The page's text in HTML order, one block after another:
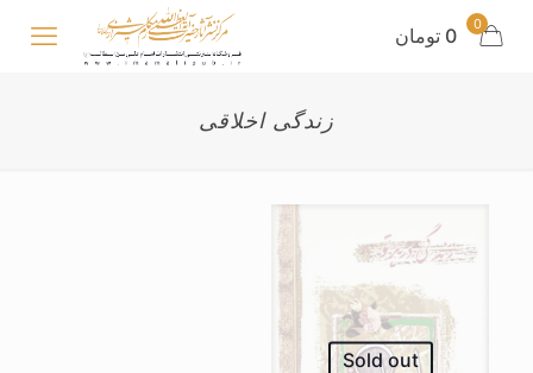
0 0 تومان
زندگی اخلاقی
Sold out